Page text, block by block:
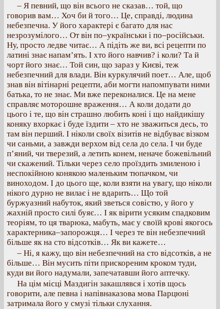
– Я певний, що він всього не сказав… той, що
говорив вам… Хоч би й того… Це, справді, людина
небезпечна. У його характері є багато для нас
незрозумілого… От він по–українськи і по–російськи.
Ну, просто ледве читає… А підіть же ви, всі рецепти по
латині знає напам’ять. І хто його навчив? і коли? Та й
чорт його знає… Той син, що зараз у Києві, теж
небезпечний для влади. Він куркулячий поет… Але, щоб
знав він вітінарні рецепти, аби могти напомпувати ними
батька, то не знає. Ми вже переконалися. Це на мене
справляє моторошне враження… А коли додати до
цього і те, що він страшно любить коні і що найдикішу
коняку вхоркає і буде їздити – хто не зважиться десь, то
там він перший. І ніколи своїх візитів не відбуває візком
чи саньми, а завжди верхом від села до села. І чи буде
п’яний, чи тверезий, а летить конем, неначе божевільний
чи скажений. Тільки через село проїздить змиленою і
неспокійною конякою маленьким тюпачком, чи
виноходом. І до цього ще, коли взяти на увагу, що ніколи
нікого дурно не вилає і не вдарить… Що той
буржуазний набуток, який зветься совістю, у його у
жахній просто силі буяє… І як вірити усяким спадковим
теоріям, то ця тварюка, мабуть, має у своїй крові якогось
характерника–запорожця… І через те він небезпечний
більше як на сто відсотків… Як ви кажете…
– Ні, я кажу, що він небезпечний на сто відсотків, а не
більше… Він мусить піти прискореним кроком туди,
куди ви його надумали, запечатавши його аптечку.
На цім місці Маздигін закашлявся і хотів щось
говорити, але певна і напівнаказова мова Парцюні
затримала його у смузі тільки слухання.